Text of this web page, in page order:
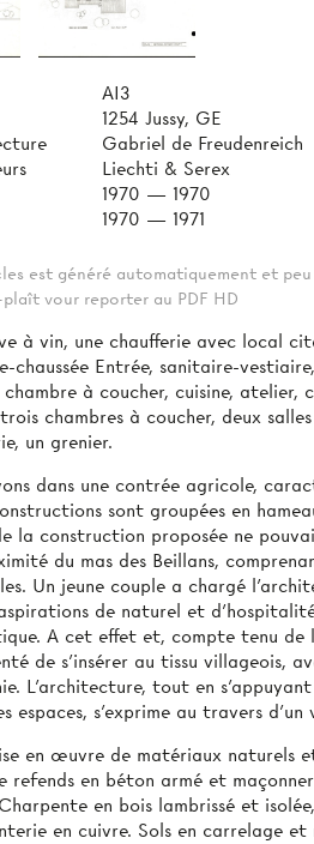
AI3
1254 Jussy, GE
Gabriel de Freudenreich
Liechti & Serex
1970 — 1970
1970 — 1971
est généré automatiquement et peu
vour reporter au PDF HD
à vin, une chaufferie avec local
chaussée Entrée, sanitaire-
chambre à coucher, cuisine,
chambres à coucher, deux
un grenier.
dans une contrée agricole,
sont groupées en
la construction proposée ne
du mas des Beillans,
Un jeune couple a chargé
de naturel et
A cet effet et, compte tenu de
de s’insérer au tissu villageois,
L’architecture, tout en
espaces, s’exprime au travers
en œuvre de matériaux naturels
refends en béton armé et
en bois lambrissé et
en cuivre. Sols en carrelage et